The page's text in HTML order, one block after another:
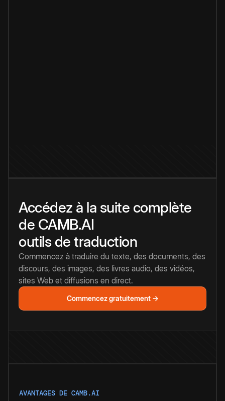
Accédez à la suite complète
de CAMB.AI
outils de traduction
Commencez à traduire du texte, des documents, des
discours, des images, des livres audio, des vidéos,
sites Web et diffusions en direct.
Commencez gratuitement →
AVANTAGES DE CAMB.AI